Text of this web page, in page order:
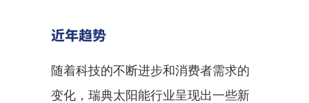
近年趋势
随着科技的不断进步和消费者需求的
变化，瑞典太阳能行业呈现出一些新